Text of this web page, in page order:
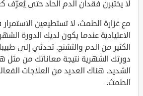
لا يختبرن فقدان الدم الحاد حتى يُعرّف
مع غزارة الطمث، لا تستطيعين
الاعتيادية عندما يكون لديك الدورة
الكثير من الدم والتشنج. تحدثي إلى
دورتك الشهرية نتيجة معاناتك من مثل
الشديد. هناك العديد من العلاجات
الطمث.